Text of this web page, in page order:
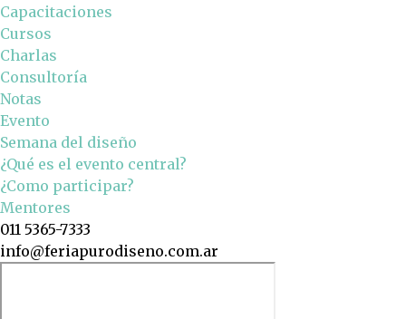
Capacitaciones
Cursos
Charlas
Consultoría
Notas
Evento
Semana del diseño
¿Qué es el evento central?
¿Como participar?
Mentores
011 5365-7333
info@feriapurodiseno.com.ar